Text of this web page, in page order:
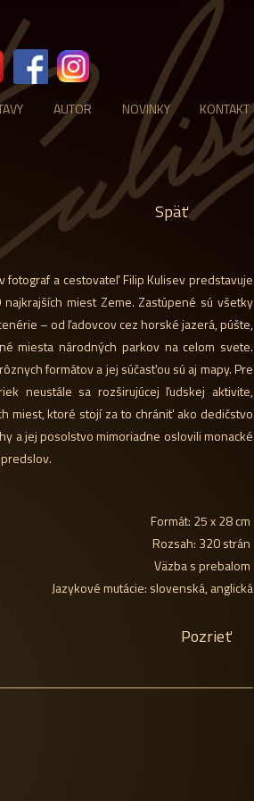
AUTOR NOVINKY KONTAKT
Späť
a cestovateľ Filip Kulisev predstavuje
miest Zeme. Zastúpené sú všetky
– od ľadovcov cez horské jazerá, púšte,
miesta národných parkov na celom svete.
formátov a jej súčasťou sú aj mapy. Pre
neustále sa rozširujúcej ľudskej aktivite,
miest, ktoré stojí za to chrániť ako dedičstvo
a jej posolstvo mimoriadne oslovili monacké
Formát: 25 x 28 cm
Rozsah: 320 strán
Väzba s prebalom
Jazykové mutácie: slovenská, anglická
Pozrieť